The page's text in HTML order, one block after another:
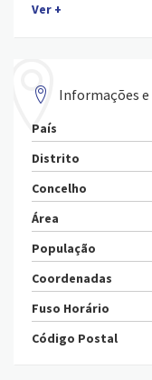
Ver +
Informações e
País
Distrito
Concelho
Área
População
Coordenadas
Fuso Horário
Código Postal